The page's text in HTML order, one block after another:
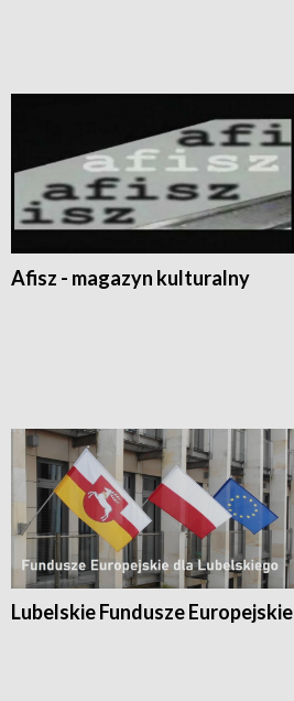
Afisz - magazyn kulturalny
Lubelskie Fundusze Europejskie